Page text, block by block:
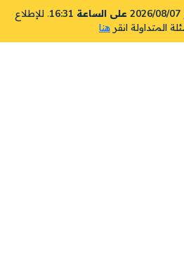
2026/08/07 على الساعة 16:31
. للإطلاع
المتداولة انقر هنا